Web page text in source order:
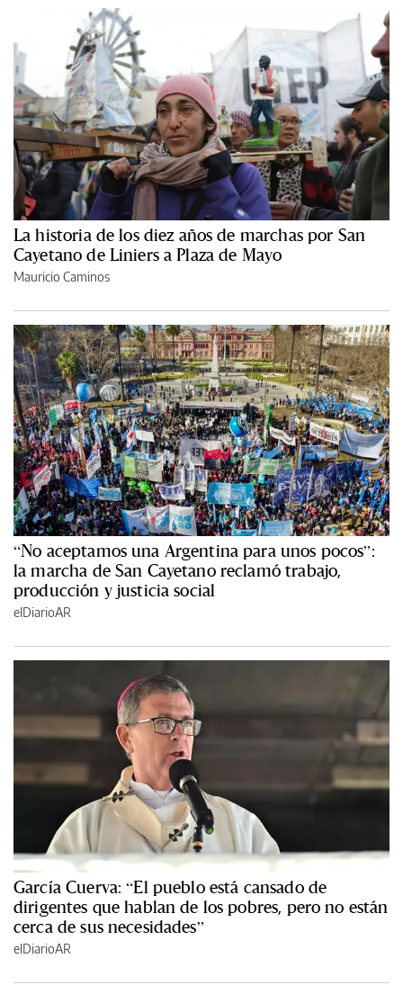
La historia de los diez años de marchas por San
Cayetano de Liniers a Plaza de Mayo
Mauricio Caminos
“No aceptamos una Argentina para unos pocos”:
la marcha de San Cayetano reclamó trabajo,
producción y justicia social
elDiarioAR
García Cuerva: “El pueblo está cansado de
dirigentes que hablan de los pobres, pero no están
cerca de sus necesidades”
elDiarioAR